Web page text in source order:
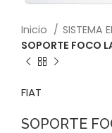
Inicio
SISTEMA
SOPORTE FOCO
FIAT
SOPORTE